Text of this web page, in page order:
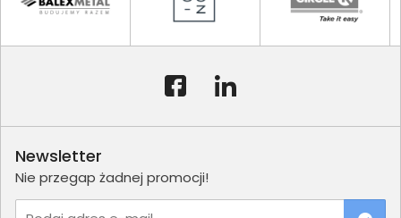
Newsletter
Nie przegap żadnej promocji!